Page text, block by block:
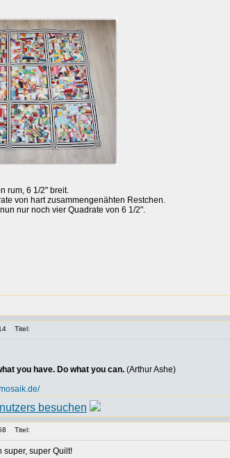
rum, 6 1/2" breit.
von hart zusammengenähten Restchen.
nur noch vier Quadrate von 6 1/2".
Titel:
you have. Do what you can. (Arthur Ashe)
Titel:
super, super Quilt!